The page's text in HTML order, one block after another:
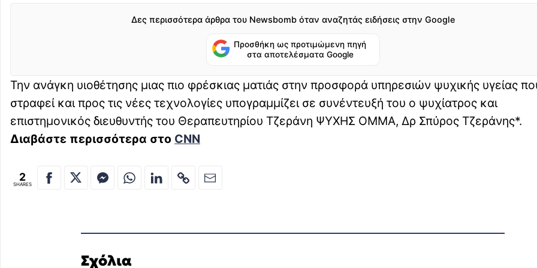
Δες περισσότερα άρθρα του Newsbomb όταν αναζητάς ειδήσεις στην Google
Προσθήκη ως προτιμώμενη πηγή
στα αποτελέσματα Google
Την ανάγκη υιοθέτησης μιας πιο φρέσκιας ματιάς στην προσφορά υπηρεσιών ψυχικής υγείας
στραφεί και προς τις νέες τεχνολογίες υπογραμμίζει σε συνέντευξή του o ψυχίατρος και
επιστημονικός διευθυντής του Θεραπευτηρίου Τζεράνη ΨΥΧΗΣ ΟΜΜΑ, Δρ Σπύρος Τζεράνης*.
Διαβάστε περισσότερα στο CNN
2
SHARES
Σχόλια